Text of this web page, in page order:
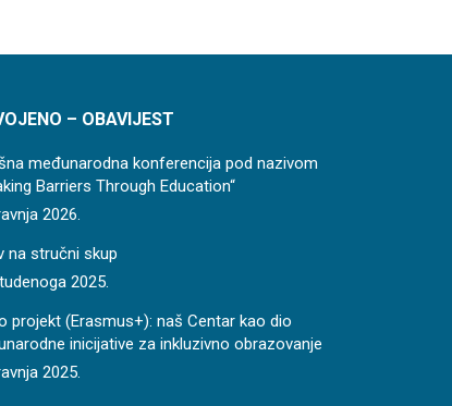
– OBAVIJEST
međunarodna konferencija pod nazivom
Barriers Through Education“
2026.
na stručni skup
2025.
projekt (Erasmus+): naš Centar kao dio
inicijative za inkluzivno obrazovanje
2025.